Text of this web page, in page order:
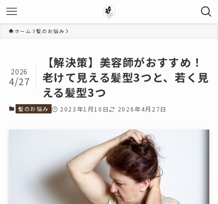
ホーム 髪のお悩み
【解決策】美容師がおすすめ！
老けて見える髪型3つと、若く見
える髪型3つ
2026
4/27
髪のお悩み 2023年1月10日 2026年4月27日